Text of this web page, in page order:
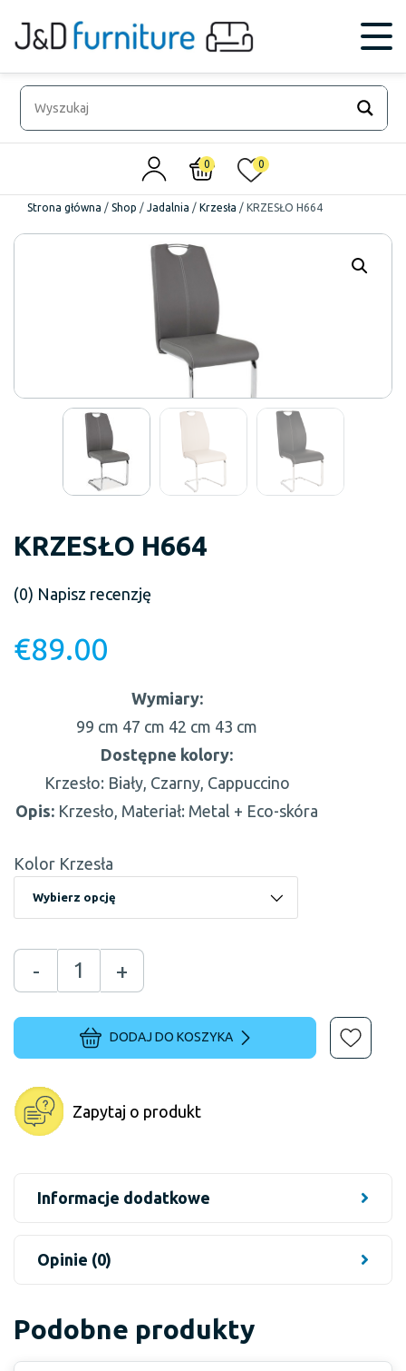
0 0
Strona główna / Shop / Jadalnia / Krzesła / KRZESŁO H664
KRZESŁO H664
(0) Napisz recenzję
€89.00
Wymiary:
99 cm 47 cm 42 cm 43 cm
Dostępne kolory:
Krzesło: Biały, Czarny, Cappuccino
Opis: Krzesło, Materiał: Metal + Eco-skóra
Kolor Krzesła
- +
DODAJ DO KOSZYKA
Zapytaj o produkt
Informacje dodatkowe
Opinie (0)
Podobne produkty